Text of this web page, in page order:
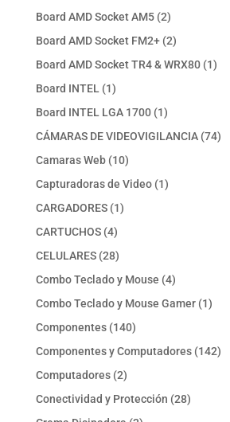
productos
Board AMD Socket AM5 22
productos
Board AMD Socket FM2+ 22
productos
Board AMD Socket TR4 & WRX80 11
Board INTEL 11
producto
Board INTEL LGA 1700 11
producto
CÁMARAS DE VIDEOVIGILANCIA 7474
Camaras Web 1010
productos
Capturadoras de Video 11
CARGADORES 11
CARTUCHOS 44
productos
CELULARES 2828
productos
Combo Teclado y Mouse 44
productos
Combo Teclado y Mouse Gamer 11
Componentes 140140
productos
Componentes y Computadores 142142
Computadores 22
productos
Conectividad y Protección 2828